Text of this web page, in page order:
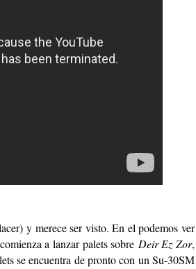
y merece ser visto. En el podemos ver
a lanzar palets sobre Deir Ez Zor,
se encuentra de pronto con un Su-30SM